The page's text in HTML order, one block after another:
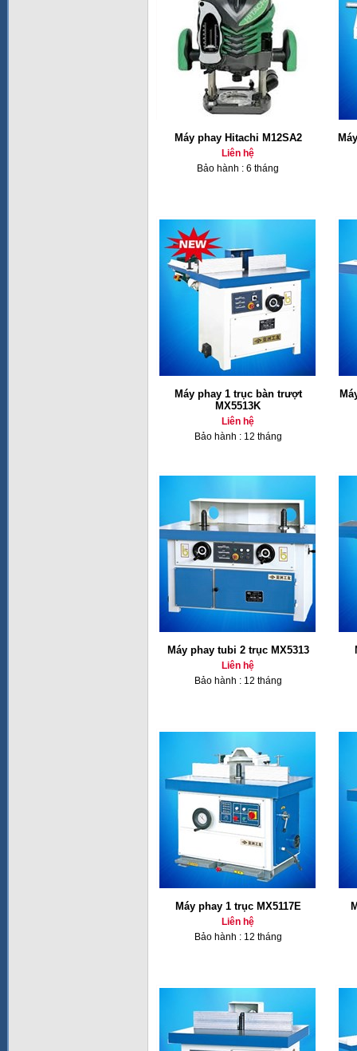
Máy phay Hitachi M12SA2
Liên hệ
Bảo hành : 6 tháng
Máy phay 1 trục bàn trượt
MX5513K
Liên hệ
Bảo hành : 12 tháng
Máy phay tubi 2 trục MX5313
Liên hệ
Bảo hành : 12 tháng
Máy phay 1 trục MX5117E
Liên hệ
Bảo hành : 12 tháng